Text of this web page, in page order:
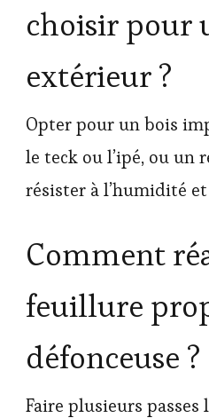
choisir pour
extérieur ?
Opter pour un bois
le teck ou l’ipé, ou un
résister à l’humidité
Comment
feuillure
défonceuse ?
Faire plusieurs passes